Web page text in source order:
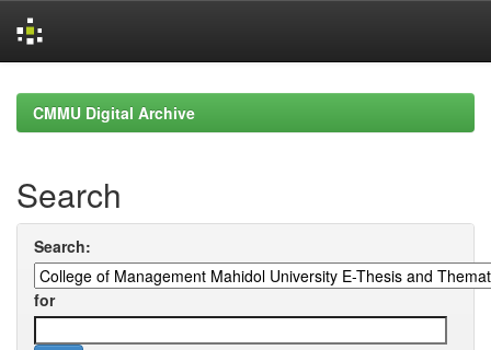
navigationCMMU Digital Archive
Search
Search:
for